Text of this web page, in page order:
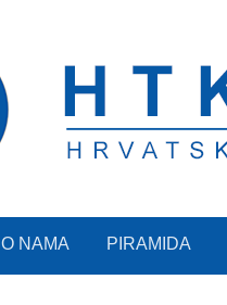
O NAMA PIRAMIDA